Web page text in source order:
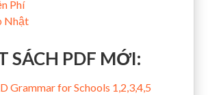
Phí
Nhật
SÁCH PDF MỚI:
Grammar for Schools 1,2,3,4,5